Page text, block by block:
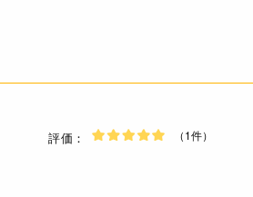
評価： （1件）